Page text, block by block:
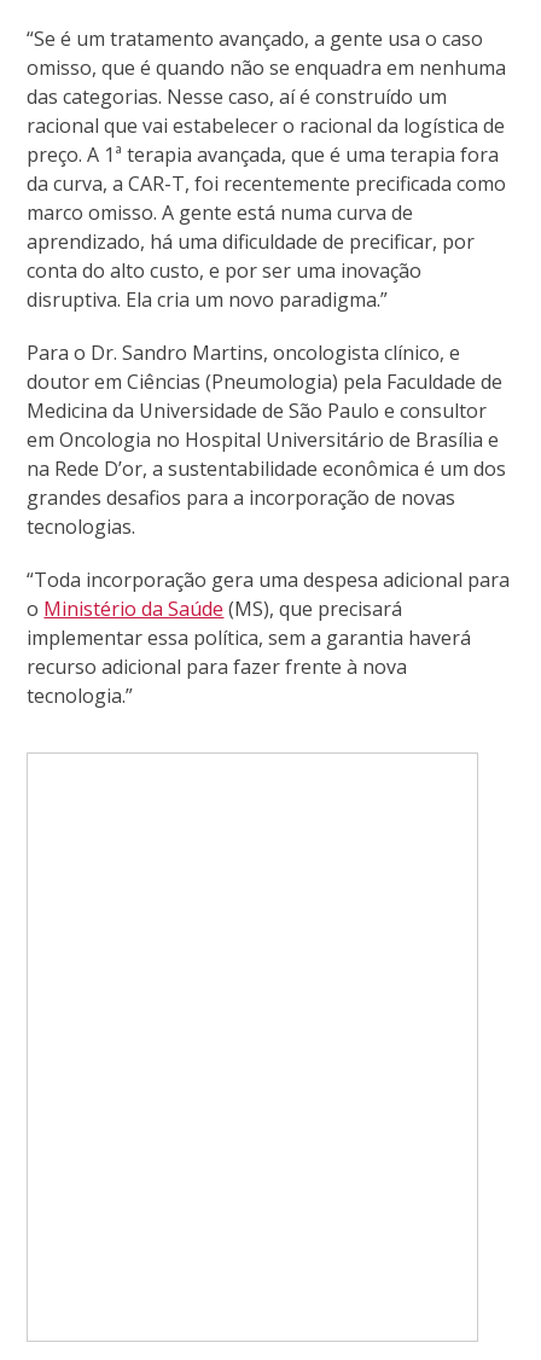
“Se é um tratamento avançado, a gente usa o caso
omisso, que é quando não se enquadra em nenhuma
das categorias. Nesse caso, aí é construído um
racional que vai estabelecer o racional da logística de
preço. A 1ª terapia avançada, que é uma terapia fora
da curva, a CAR-T, foi recentemente precificada como
marco omisso. A gente está numa curva de
aprendizado, há uma dificuldade de precificar, por
conta do alto custo, e por ser uma inovação
disruptiva. Ela cria um novo paradigma.”
Para o Dr. Sandro Martins, oncologista clínico, e
doutor em Ciências (Pneumologia) pela Faculdade de
Medicina da Universidade de São Paulo e consultor
em Oncologia no Hospital Universitário de Brasília e
na Rede D’or, a sustentabilidade econômica é um dos
grandes desafios para a incorporação de novas
tecnologias.
“Toda incorporação gera uma despesa adicional para
o Ministério da Saúde (MS), que precisará
implementar essa política, sem a garantia haverá
recurso adicional para fazer frente à nova
tecnologia.”